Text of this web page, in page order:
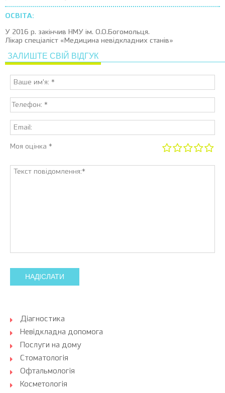
ОСВІТА:
У 2016 р. закінчив НМУ ім. О.О.Богомольця.
Лікар спеціаліст «Медицина невідкладних станів»
ЗАЛИШТЕ СВІЙ ВІДГУК
Моя оцінка *
НАДІСЛАТИ
Діагностика
Невідкладна допомога
Послуги на дому
Стоматологія
Офтальмологія
Косметологія